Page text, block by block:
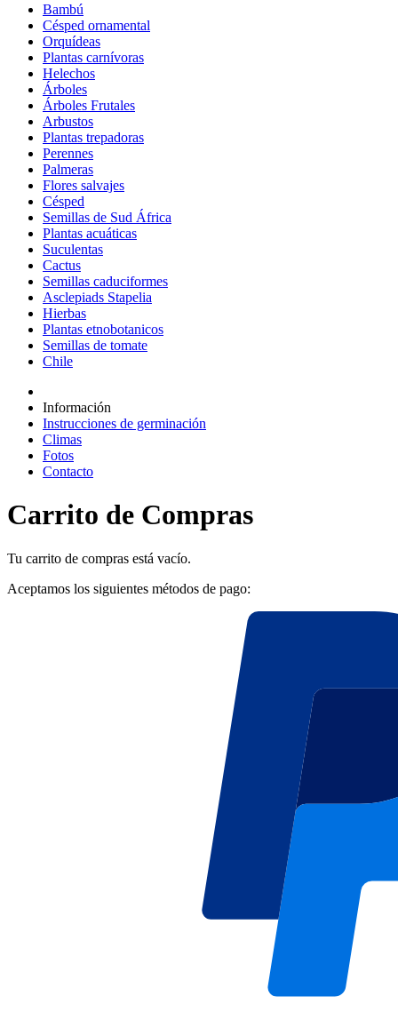
Bambú
Césped ornamental
Orquídeas
Plantas carnívoras
Helechos
Árboles
Árboles Frutales
Arbustos
Plantas trepadoras
Perennes
Palmeras
Flores salvajes
Césped
Semillas de Sud África
Plantas acuáticas
Suculentas
Cactus
Semillas caduciformes
Asclepiads Stapelia
Hierbas
Plantas etnobotanicos
Semillas de tomate
Chile
Información
Instrucciones de germinación
Climas
Fotos
Contacto
Carrito de Compras
Tu carrito de compras está vacío.
Aceptamos los siguientes métodos de pago: